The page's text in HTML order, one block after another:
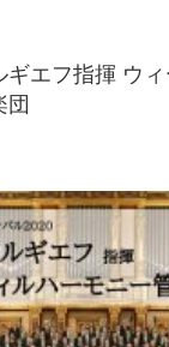
ギエフ指揮 ウ
団